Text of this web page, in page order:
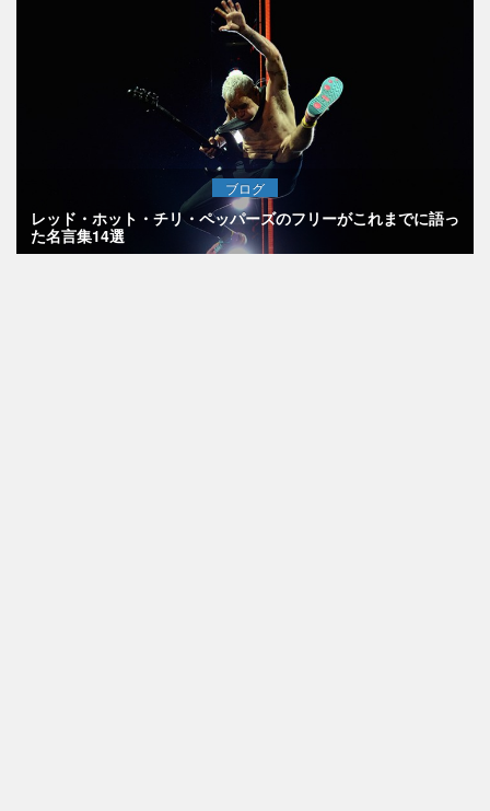
ブログ
レッド・ホット・チリ・ペッパーズのフリーがこれまでに語っ
た名言集14選